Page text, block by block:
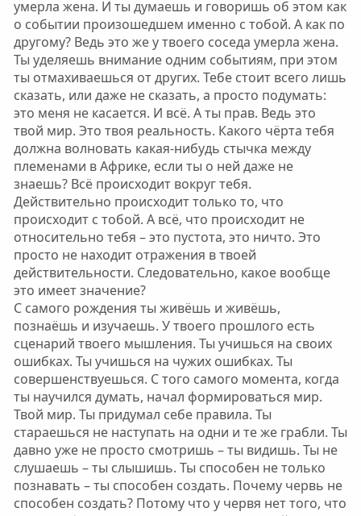
умерла жена. И ты думаешь и говоришь об этом как
о событии произошедшем именно с тобой. А как по
другому? Ведь это же у твоего соседа умерла жена.
Ты уделяешь внимание одним событиям, при этом
ты отмахиваешься от других. Тебе стоит всего лишь
сказать, или даже не сказать, а просто подумать:
это меня не касается. И всё. А ты прав. Ведь это
твой мир. Это твоя реальность. Какого чёрта тебя
должна волновать какая-нибудь стычка между
племенами в Африке, если ты о ней даже не
знаешь? Всё происходит вокруг тебя.
Действительно происходит только то, что
происходит с тобой. А всё, что происходит не
относительно тебя – это пустота, это ничто. Это
просто не находит отражения в твоей
действительности. Следовательно, какое вообще
это имеет значение?
С самого рождения ты живёшь и живёшь,
познаёшь и изучаешь. У твоего прошлого есть
сценарий твоего мышления. Ты учишься на своих
ошибках. Ты учишься на чужих ошибках. Ты
совершенствуешься. С того самого момента, когда
ты научился думать, начал формироваться мир.
Твой мир. Ты придумал себе правила. Ты
стараешься не наступать на одни и те же грабли. Ты
давно уже не просто смотришь – ты видишь. Ты не
слушаешь – ты слышишь. Ты способен не только
познавать – ты способен создать. Почему червь не
способен создать? Потому что у червя нет того, что